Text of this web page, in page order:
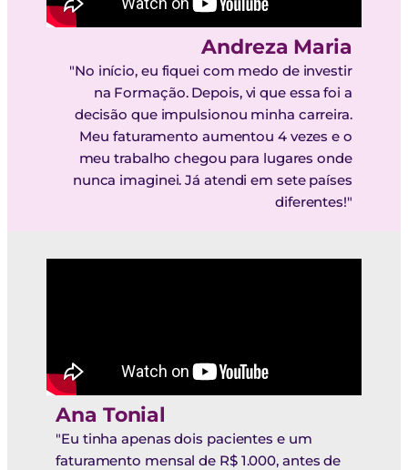
Andreza Maria
"No início, eu fiquei com medo de investir
na Formação. Depois, vi que essa foi a
decisão que impulsionou minha carreira.
Meu faturamento aumentou 4 vezes e o
meu trabalho chegou para lugares onde
nunca imaginei. Já atendi em sete países
diferentes!"
Ana Tonial
"Eu tinha apenas dois pacientes e um
faturamento mensal de R$ 1.000, antes de